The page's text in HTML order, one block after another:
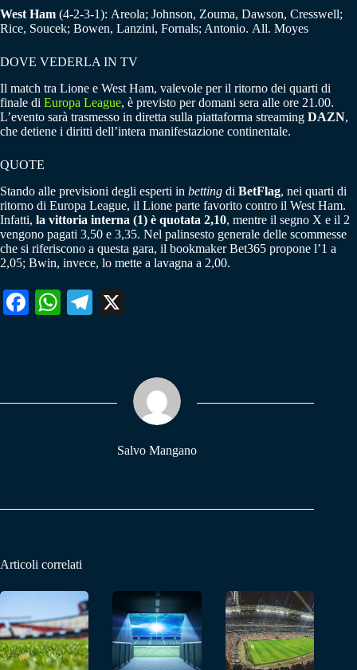
West Ham (4-2-3-1): Areola; Johnson, Zouma, Dawson, Cresswell;
Rice, Soucek; Bowen, Lanzini, Fornals; Antonio. All. Moyes
DOVE VEDERLA IN TV
Il match tra Lione e West Ham, valevole per il ritorno dei quarti di
finale di Europa League, è previsto per domani sera alle ore 21.00.
L’evento sarà trasmesso in diretta sulla piattaforma streaming DAZN,
che detiene i diritti dell’intera manifestazione continentale.
QUOTE
Stando alle previsioni degli esperti in betting di BetFlag, nei quarti di
ritorno di Europa League, il Lione parte favorito contro il West Ham.
Infatti, la vittoria interna (1) è quotata 2,10, mentre il segno X e il 2
vengono pagati 3,50 e 3,35. Nel palinsesto generale delle scommesse
che si riferiscono a questa gara, il bookmaker Bet365 propone l’1 a
2,05; Bwin, invece, lo mette a lavagna a 2,00.
Fa W
pp
Te
m
Salvo Mangano
Articoli correlati